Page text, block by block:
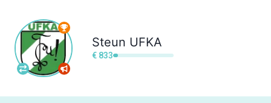
Steun UFKA
€ 833